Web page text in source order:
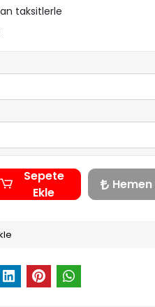
taksitlerle
Sepete
Ekle
Hemen